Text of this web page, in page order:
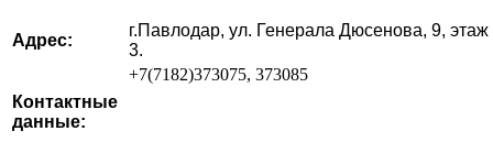
Адрес:
г.Павлодар, ул. Генерала Дюсенова, 9, этаж
3.
Контактные
данные:
+7(7182)373075, 373085